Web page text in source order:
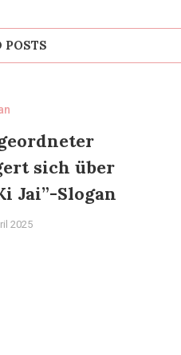
POSTS
sich über
Jai”-Slogan
2025